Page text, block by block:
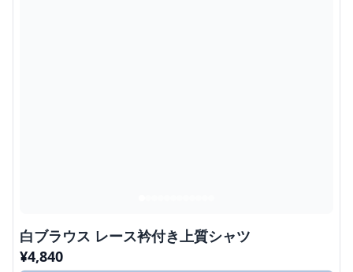
白ブラウス レース衿付き上質シャツ
¥4,840